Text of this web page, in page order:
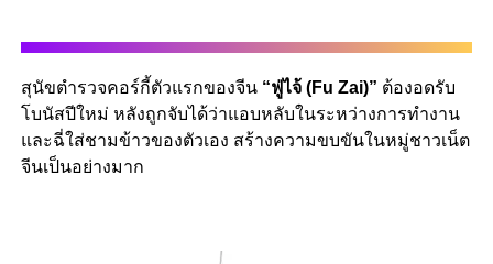
สุนัขตำรวจคอร์กี้ตัวแรกของจีน“ฟู่ไจ้ (Fu Zai)” ต้องอดรับ
โบนัสปีใหม่ หลังถูกจับได้ว่าแอบหลับในระหว่างการทำงาน
และฉี่ใส่ชามข้าวของตัวเอง สร้างความขบขันในหมู่ชาวเน็ต
จีนเป็นอย่างมาก